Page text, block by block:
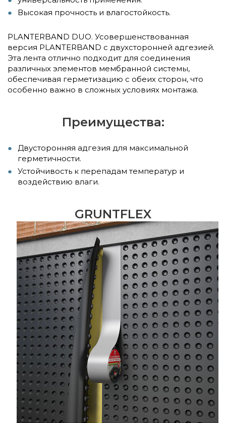
Высокая прочность и влагостойкость.
PLANTERBAND DUO. Усовершенствованная
версия PLANTERBAND с двухсторонней адгезией.
Эта лента отлично подходит для соединения
различных элементов мембранной системы,
обеспечивая герметизацию с обеих сторон, что
особенно важно в сложных условиях монтажа.
Преимущества:
Двусторонняя адгезия для максимальной
герметичности.
Устойчивость к перепадам температур и
воздействию влаги.
GRUNTFLEX